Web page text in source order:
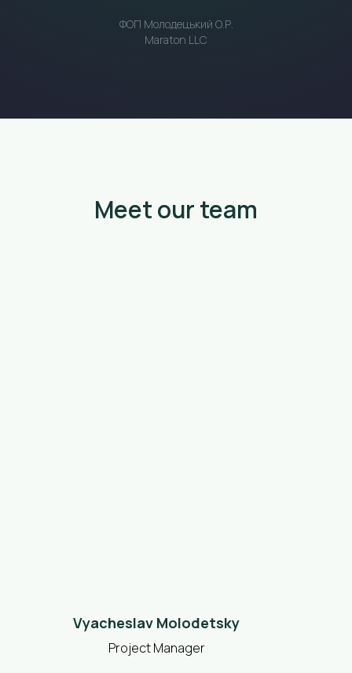
ФОП Молодецький О.Р.
Maraton LLC
Meet our team
Vyacheslav Molodetsky
Project Manager